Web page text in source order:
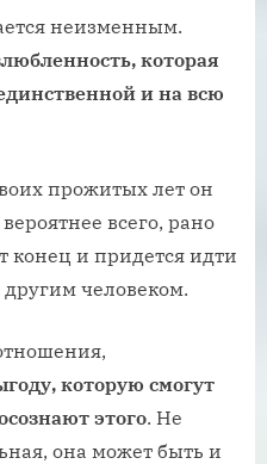
неизменным.
которая
и на всю
прожитых лет он
всего, рано
конец и придется идти
другим человеком.
которую смогут
этого. Не
она может быть и